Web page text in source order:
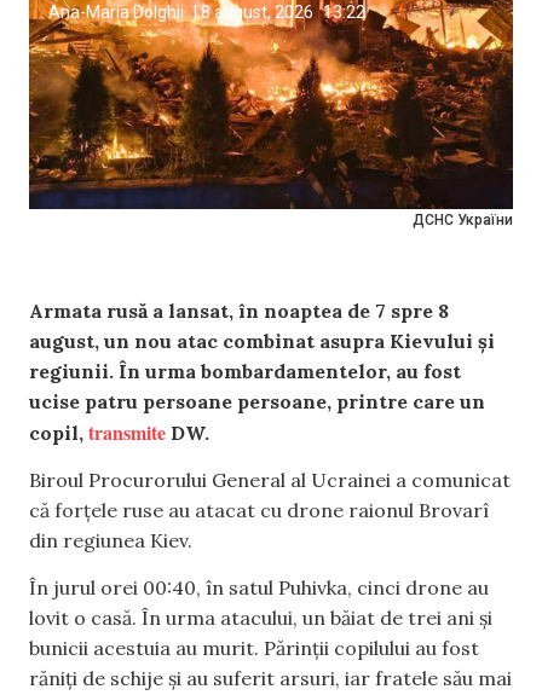
ДСНС України
Ana-Maria Dolghii |8 august, 2026 13:22
Armata rusă a lansat, în noaptea de 7 spre 8
august, un nou atac combinat asupra Kievului și
regiunii. În urma bombardamentelor, au fost
ucise patru persoane persoane, printre care un
copil, transmite DW.
Biroul Procurorului General al Ucrainei a comunicat
că forțele ruse au atacat cu drone raionul Brovarî
din regiunea Kiev.
În jurul orei 00:40, în satul Puhivka, cinci drone au
lovit o casă. În urma atacului, un băiat de trei ani și
bunicii acestuia au murit. Părinții copilului au fost
răniți de schije și au suferit arsuri, iar fratele său mai